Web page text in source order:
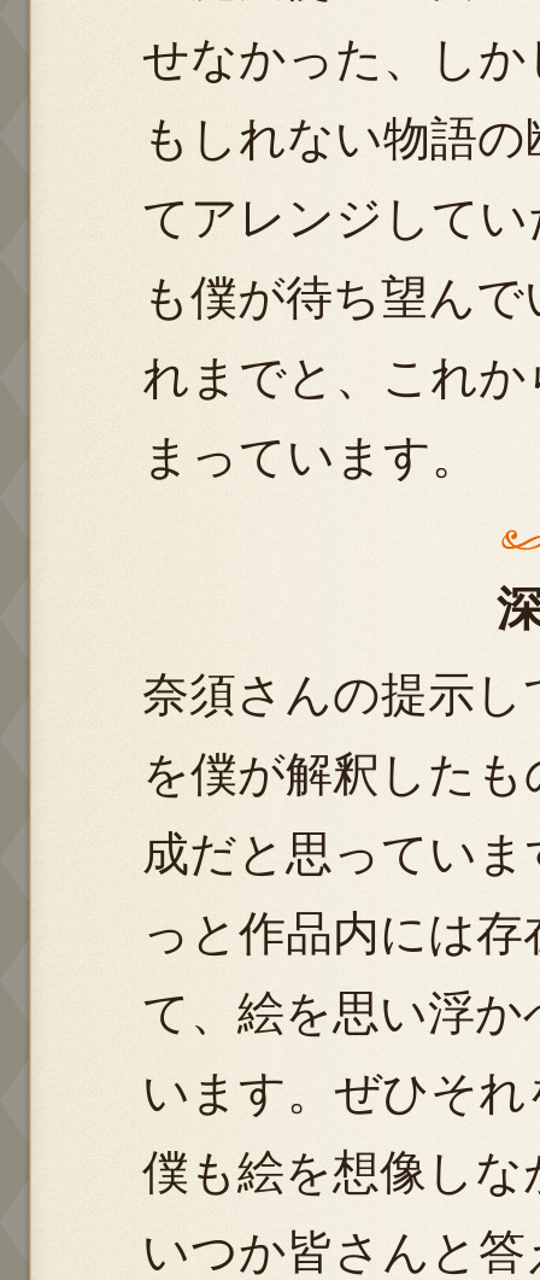
せなかった、し
もしれない物語
てアレンジして
も僕が待ち望ん
れまでと、これ
まっています。
奈須さんの提示
を僕が解釈した
成だと思ってい
っと作品内には
て、絵を思い浮
います。ぜひそ
僕も絵を想像し
いつか皆さんと